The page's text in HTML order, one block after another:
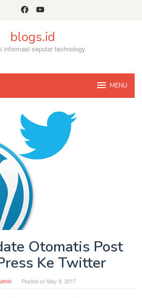
blogs.id
informasi seputar technology
MENU
Otomatis Post
Ke Twitter
Posted on May 8, 2017